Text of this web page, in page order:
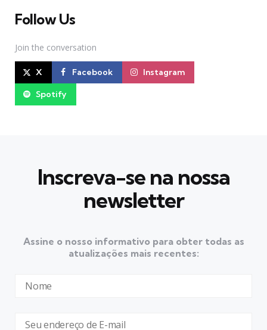
Follow Us
Join the conversation
X Facebook Instagram
Spotify
Inscreva-se na nossa
newsletter
Assine o nosso informativo para obter todas as
atualizações mais recentes: